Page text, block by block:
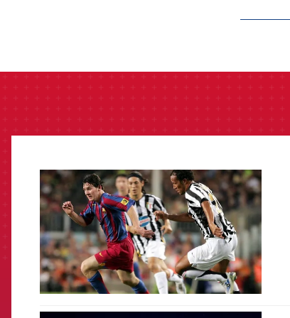
FCB Barcelona badge